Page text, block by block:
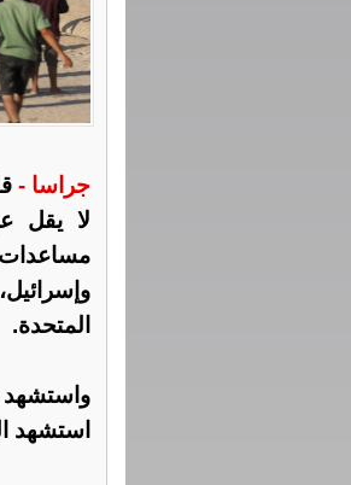
جراسا -
مساعدات
المتحدة.
واستشهد
استشهد الباقون